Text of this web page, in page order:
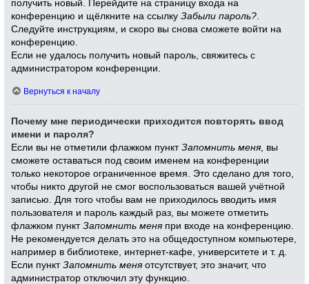
получить новый. Перейдите на страницу входа на
конференцию и щёлкните на ссылкуЗабыли пароль?
Следуйте инструкциям, и скоро вы снова сможете войти на
конференцию.
Если не удалось получить новый пароль, свяжитесь с
администратором конференции.
Вернуться к началу
Почему мне периодически приходится повторять ввод
имени и пароля?
Если вы не отметили флажком пунктЗапомнить меня , вы
сможете оставаться под своим именем на конференции
только некоторое ограниченное время. Это сделано для того,
чтобы никто другой не смог воспользоваться вашей учётной
записью. Для того чтобы вам не приходилось вводить имя
пользователя и пароль каждый раз, вы можете отметить
флажком пунктЗапомнить меня при входе на конференцию.
Не рекомендуется делать это на общедоступном компьютере,
например в библиотеке, интернет-кафе, университете и т. д.
Если пунктЗапомнить меня отсутствует, это значит, что
администратор отключил эту функцию.